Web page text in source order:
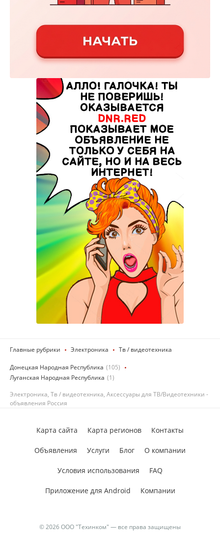
Главные рубрики Электроника Тв / видеотехника
Донецкая Народная Республика (105)
Луганская Народная Республика (1)
Электроника, Тв / видеотехника, Аксессуары для ТВ/Видеотехники -
объявления Россия
© 2026 ООО "Техинком" — все права защищены
Карта сайта Карта регионов Контакты
Объявления Услуги Блог О компании
Условия использования FAQ
Приложение для Android Компании